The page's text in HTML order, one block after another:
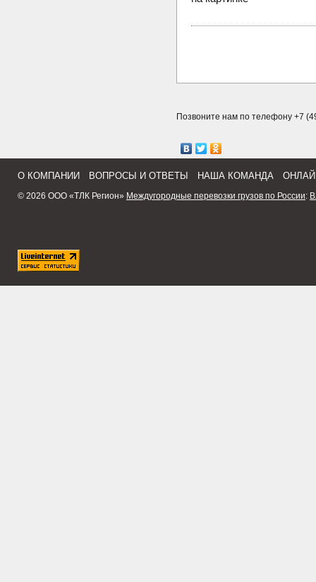
Позвоните нам по телефону +7
О КОМПАНИИ ВОПРОСЫ И ОТВЕТЫ НАША КОМАНДА
© 2026 ООО «ТЛК Регион» Междугородные перевозки грузов по России: